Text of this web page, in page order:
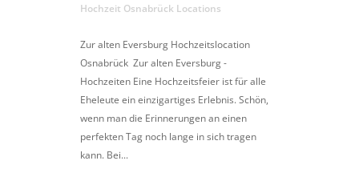
Hochzeit Osnabrück Locations
Zur alten Eversburg Hochzeitslocation
Osnabrück Zur alten Eversburg -
Hochzeiten Eine Hochzeitsfeier ist für alle
Eheleute ein einzigartiges Erlebnis. Schön,
wenn man die Erinnerungen an einen
perfekten Tag noch lange in sich tragen
kann. Bei...